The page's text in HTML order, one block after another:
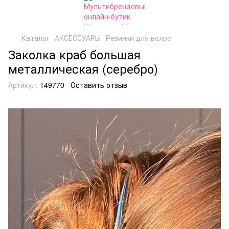
Каталог АКСЕССУАРЫ Резинки для волос
Заколка краб большая
металлическая (серебро)
Артикул: 149770 Оставить отзыв